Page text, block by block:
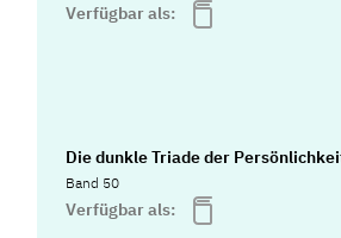
Verfügbar als:
Die dunkle Triade der
Band 50
Verfügbar als: